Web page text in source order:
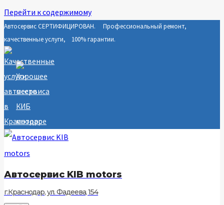
Перейти к содержимому
Автосервис СЕРТИФИЦИРОВАН. Профессиональный ремонт,
качественные услуги, 100% гарантии.
Автосервис KIB motors
г.Краснодар, ул. Фадеева, 154